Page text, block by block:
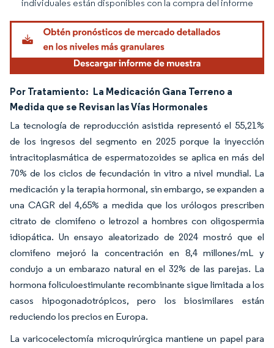
individuales están disponibles con la compra del informe
Por Tratamiento: La Medicación Gana Terreno a
Medida que se Revisan las Vías Hormonales
La tecnología de reproducción asistida representó el 55,21%
de los ingresos del segmento en 2025 porque la inyección
intracitoplasmática de espermatozoides se aplica en más del
70% de los ciclos de fecundación in vitro a nivel mundial. La
medicación y la terapia hormonal, sin embargo, se expanden a
una CAGR del 4,65% a medida que los urólogos prescriben
citrato de clomifeno o letrozol a hombres con oligospermia
idiopática. Un ensayo aleatorizado de 2024 mostró que el
clomifeno mejoró la concentración en 8,4 millones/mL y
condujo a un embarazo natural en el 32% de las parejas. La
hormona foliculoestimulante recombinante sigue limitada a los
casos hipogonadotrópicos, pero los biosimilares están
reduciendo los precios en Europa.
La varicocelectomía microquirúrgica mantiene un papel para